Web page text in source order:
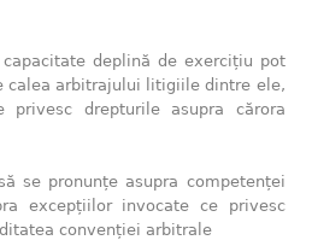
capacitate deplină de exercițiu pot
calea arbitrajului litigiile dintre ele,
drepturile asupra cărora
se pronunțe asupra competenței
excepțiilor invocate ce privesc
convenției arbitrale